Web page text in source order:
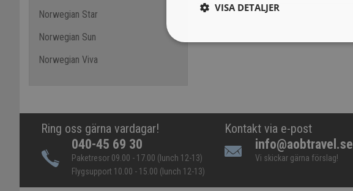
Norwegian Star
Norwegian Sun
Norwegian Viva
Ring oss gärna vardagar!
040-45 69 30
Paketresor 09.00 - 17.00 (lunch 12-13)
Flygsupport 10.00 - 15.00 (lunch 12-13)
Kontakt via e-post
info@aobtravel.se
Vi skickar gärna förslag!
VISA DETALJER